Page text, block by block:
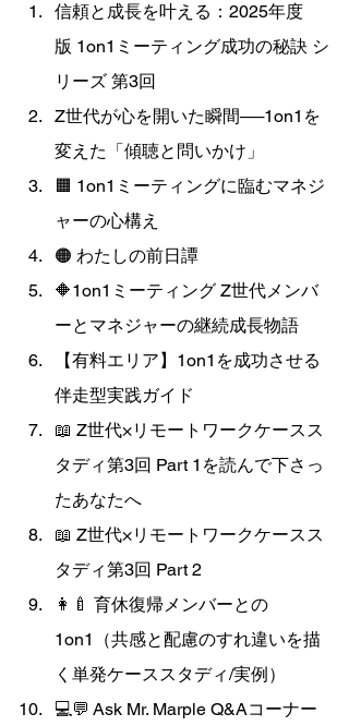
信頼と成長を叶える：2025年度
版 1on1ミーティング成功の秘訣 シ
リーズ 第3回
Z世代が心を開いた瞬間──1on1を
変えた「傾聴と問いかけ」
🟧 1on1ミーティングに臨むマネジ
ャーの心構え
🟠 わたしの前日譚
🔶1on1ミーティング Z世代メンバ
ーとマネジャーの継続成長物語
【有料エリア】1on1を成功させる
伴走型実践ガイド
📖 Z世代×リモートワークケースス
タディ第3回 Part 1を読んで下さっ
たあなたへ
📖 Z世代×リモートワークケースス
タディ第3回 Part 2
👩‍🍼 育休復帰メンバーとの
1on1（共感と配慮のすれ違いを描
く単発ケーススタディ/実例）
💻💬 Ask Mr. Marple Q&Aコーナー